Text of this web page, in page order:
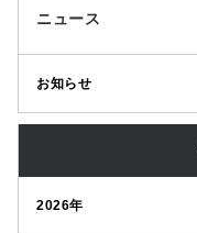
ニュース
お知らせ
2026年